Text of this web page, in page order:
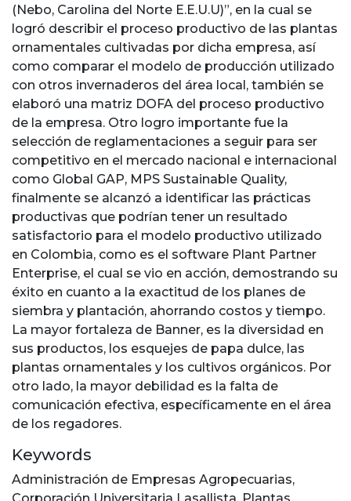
(Nebo, Carolina del Norte E.E.U.U)”, en la cual se
logró describir el proceso productivo de las plantas
ornamentales cultivadas por dicha empresa, así
como comparar el modelo de producción utilizado
con otros invernaderos del área local, también se
elaboró una matriz DOFA del proceso productivo
de la empresa. Otro logro importante fue la
selección de reglamentaciones a seguir para ser
competitivo en el mercado nacional e internacional
como Global GAP, MPS Sustainable Quality,
finalmente se alcanzó a identificar las prácticas
productivas que podrían tener un resultado
satisfactorio para el modelo productivo utilizado
en Colombia, como es el software Plant Partner
Enterprise, el cual se vio en acción, demostrando su
éxito en cuanto a la exactitud de los planes de
siembra y plantación, ahorrando costos y tiempo.
La mayor fortaleza de Banner, es la diversidad en
sus productos, los esquejes de papa dulce, las
plantas ornamentales y los cultivos orgánicos. Por
otro lado, la mayor debilidad es la falta de
comunicación efectiva, específicamente en el área
de los regadores.
Keywords
Administración de Empresas Agropecuarias,